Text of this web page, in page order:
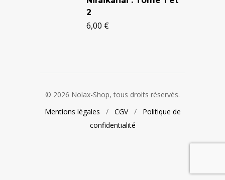
2
6,00 €
© 2026 Nolax-Shop, tous droits réservés.
Mentions légales / CGV/ Politique de
confidentialité